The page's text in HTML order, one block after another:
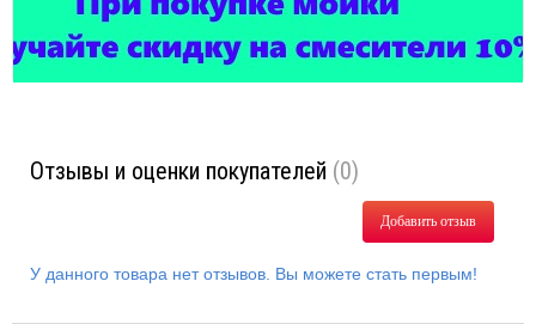
Отзывы и оценки покупателей (0)
Добавить отзыв
У данного товара нет отзывов. Вы можете стать первым!